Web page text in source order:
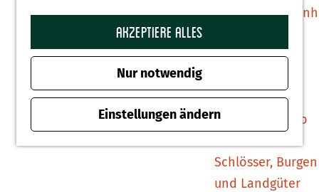
Akzeptiere alles
Nur notwendig
Einstellungen ändern
Burgers' Zoo
Harderwijk
Wellness
Therme Bussloo
Schlösser, Burgen
und Landgüter